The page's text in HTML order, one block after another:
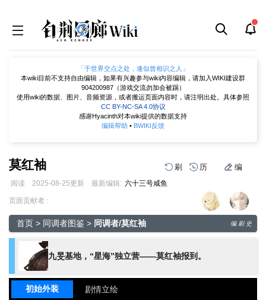
「于世界交点之处，逢似曾相识之人」
本wiki目前不支持自由编辑，如果有兴趣参与wiki内容编辑，请加入WIKI建设群
904200987（游戏交流勿加会被踢）
使用wiki的数据、图片、音频资源，或者搬运页面内容时，请注明出处。具体参照
CC BY-NC-SA 4.0协议
感谢Hyacinth对本wiki提供的数据支持
编辑帮助 • BWIKI反馈
莫红袖 刷 历 编
阅读 2025-08-25更新 最新编辑: 六十三号咸鱼
跳
导
航
跳
搜
索
页面贡献者 :
首页 > 同调者图鉴 > 同调者/莫红袖 编 刷 史
九旻基地，“星海”独立营——莫红袖报到。
初始外装 剧情立绘